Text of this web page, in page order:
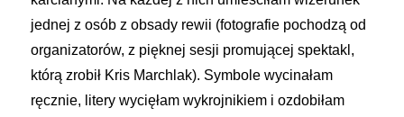
jednej z osób z obsady rewii (fotografie pochodzą od
organizatorów, z pięknej sesji promującej spektakl,
którą zrobił Kris Marchlak). Symbole wycinałam
ręcznie, litery wycięłam wykrojnikiem i ozdobiłam